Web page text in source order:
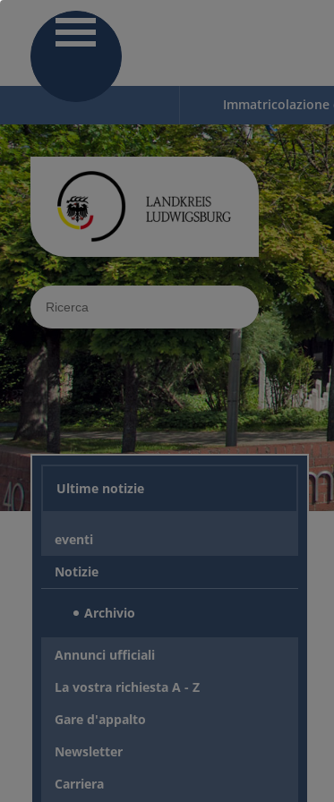
Immatricolazione
Sucheingabe
Ultime notizie
eventi
Notizie
Archivio
Annunci ufficiali
La vostra richiesta A - Z
Gare d'appalto
Newsletter
Carriera